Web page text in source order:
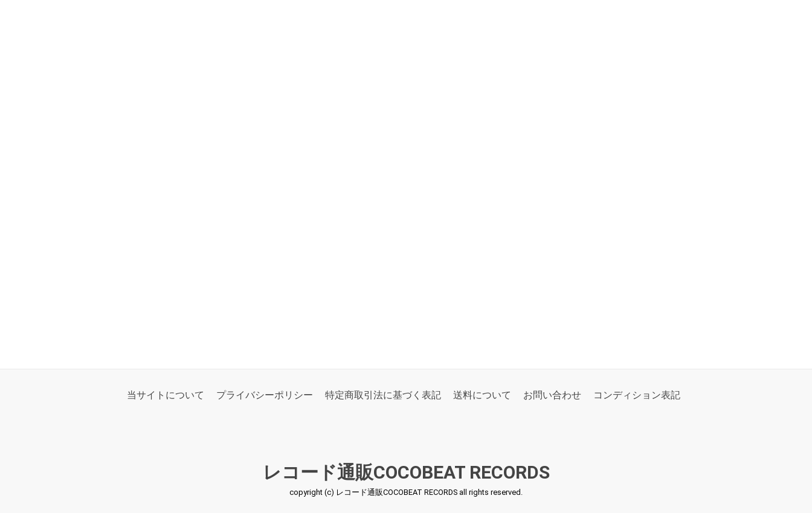
当サイトについて プライバシーポリシー 特定商取引法に基づく表記 送料について お問い合わせ コンディション表記
レコード通販COCOBEAT RECORDS
copyright (c) レコード通販COCOBEAT RECORDS all rights reserved.